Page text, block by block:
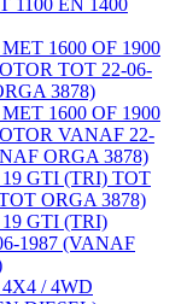
1100 EN 1400
1600 OF 1900
TOT 22-06-
3878)
1600 OF 1900
VANAF 22-
ORGA 3878)
GTI (TRI) TOT
ORGA 3878)
GTI (TRI)
1987 (VANAF
/ 4WD